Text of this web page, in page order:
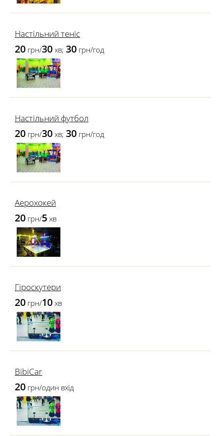
Настільний теніс
20 грн/30 хв; 30 грн/год
Настільний футбол
20 грн/30 хв; 30 грн/год
Аерохокей
20 грн/5 хв
Гіроскутери
20 грн/10 хв
BibiCar
20 грн/один вхід